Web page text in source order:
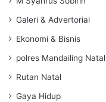
Galeri & Advertorial
Ekonomi & Bisnis
polres Mandailing Natal
Rutan Natal
Gaya Hidup